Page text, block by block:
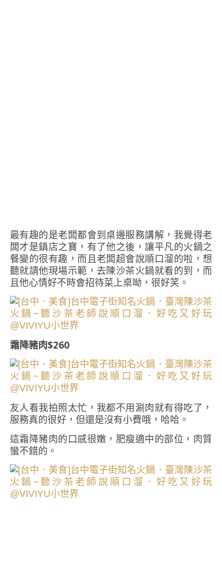
最有趣的是老闆都會到桌邊服務講解，我覺得老
闆才是鎮店之寶，有了他之後，讓平凡的火鍋之
餐變的很有趣，而且老闆超會說順口溜的啦，想
聽就請他現場示範，去陳沙茶火鍋就看的到，而
且他心情好不時會招待菜上桌呦，很好笑。
霜降豬肉$260
友人看我拍照太忙，我都不用涮肉就有得吃了，
服務真的很好，但還是沒有小費哦，哈哈。
這霜降豬肉的口感很嫩，肥瘦適中的部位，肉質
蠻不錯的。